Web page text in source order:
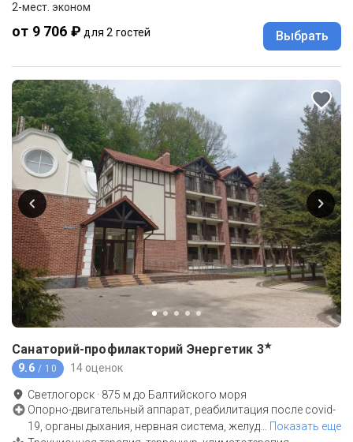
2-мест. эконом
от 9 706 ₽ для 2 гостей Выбрать
Санаторий-профилакторий Энергетик 3★
9.6 / 10 14 оценок
Светлогорск · 875 м до Балтийского моря
Опорно-двигательный аппарат, реабилитация после covid-
19, органы дыхания, нервная система, желуд
Показать еще